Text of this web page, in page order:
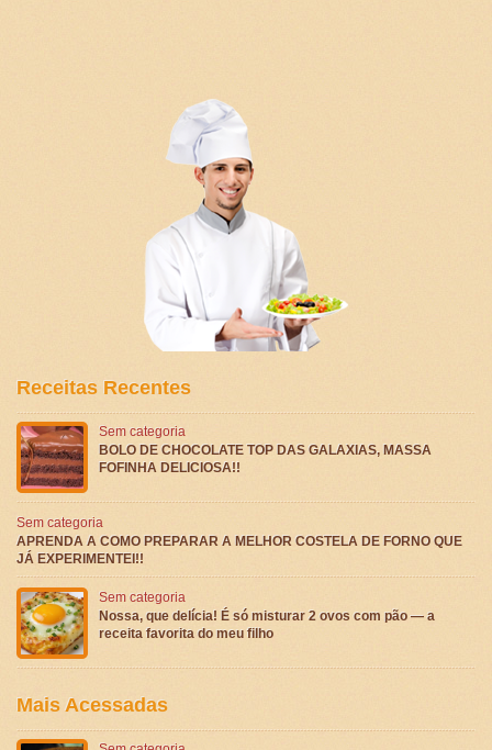
Receitas Recentes
Sem categoria
BOLO DE CHOCOLATE TOP DAS GALAXIAS, MASSA
FOFINHA DELICIOSA!!
Sem categoria
APRENDA A COMO PREPARAR A MELHOR COSTELA DE FORNO QUE
JÁ EXPERIMENTEI!!
Sem categoria
Nossa, que delícia! É só misturar 2 ovos com pão — a
receita favorita do meu filho
Mais Acessadas